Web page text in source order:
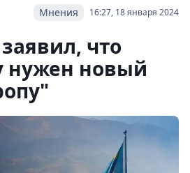
16:27, 18 января 2024
Мнения
что
нужен новый